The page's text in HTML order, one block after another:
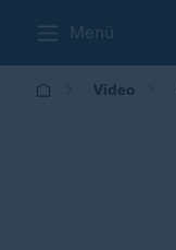
Menü
Video